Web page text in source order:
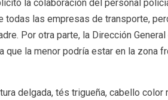
la colaboración del personal
todas las empresas de transporte,
Por otra parte, la Dirección
que la menor podría estar en la zona
delgada, tés trigueña, cabello